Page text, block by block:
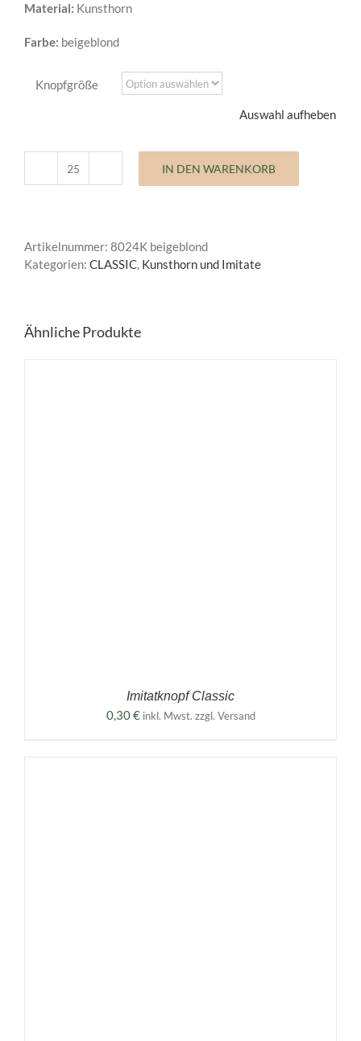
Material: Kunsthorn
Farbe: beigeblond
Knopfgröße
Auswahl aufheben
Kunst
Menge
IN DEN WARENKORB
Artikelnummer: 8024K beigeblond
Kategorien: CLASSIC, Kunsthorn und Imitate
Ähnliche Produkte
Imitatknopf Classic
0,30€ inkl. Mwst. zzgl. Versand